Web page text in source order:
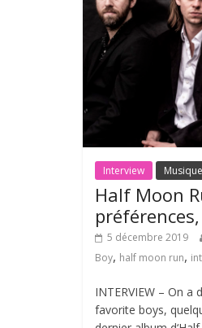
Interview Musique
Half Moon
5 décembre 2019
Boy, half moon run,
INTERVIEW – On a
favorite boys,